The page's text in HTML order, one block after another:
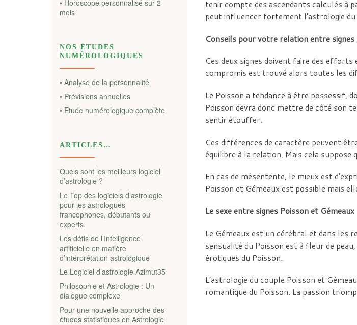
tenir compte des ascendants calculés à
peut influencer fortement l’astrologie du
Conseils pour votre relation entre signes
Ces deux signes doivent faire des
compromis est trouvé alors toutes les
Le Poisson a tendance à être possessif,
Poisson devra donc mettre de côté son
sentir étouffer.
Ces différences de caractère peuvent
équilibre à la relation. Mais cela
En cas de mésentente, le mieux est
Poisson et Gémeaux est possible mais
Le sexe entre signes Poisson et Gémeaux
Le Gémeaux est un cérébral et dans les
sensualité du Poisson est à fleur de
érotiques du Poisson.
L’astrologie du couple Poisson et
romantique du Poisson. La passion
• Horoscope personnalisé sur 2
mois
NOS ÉTUDES
NUMÉROLOGIQUES
• Analyse de la personnalité
• Prévisions annuelles
• Etude numérologique complète
ARTICLES…
Quels sont les meilleurs logiciel
d’astrologie ?
Le Top des logiciels d’astrologie
pour les astrologues
francophones, débutants ou
experts.
Les défis de l’Intelligence
artificielle en matière
d’interprétation astrologique
Le Logiciel d’astrologie Azimut35
Philosophie et Astrologie : Un
dialogue complexe
Pour une nouvelle approche des
études statistiques en Astrologie